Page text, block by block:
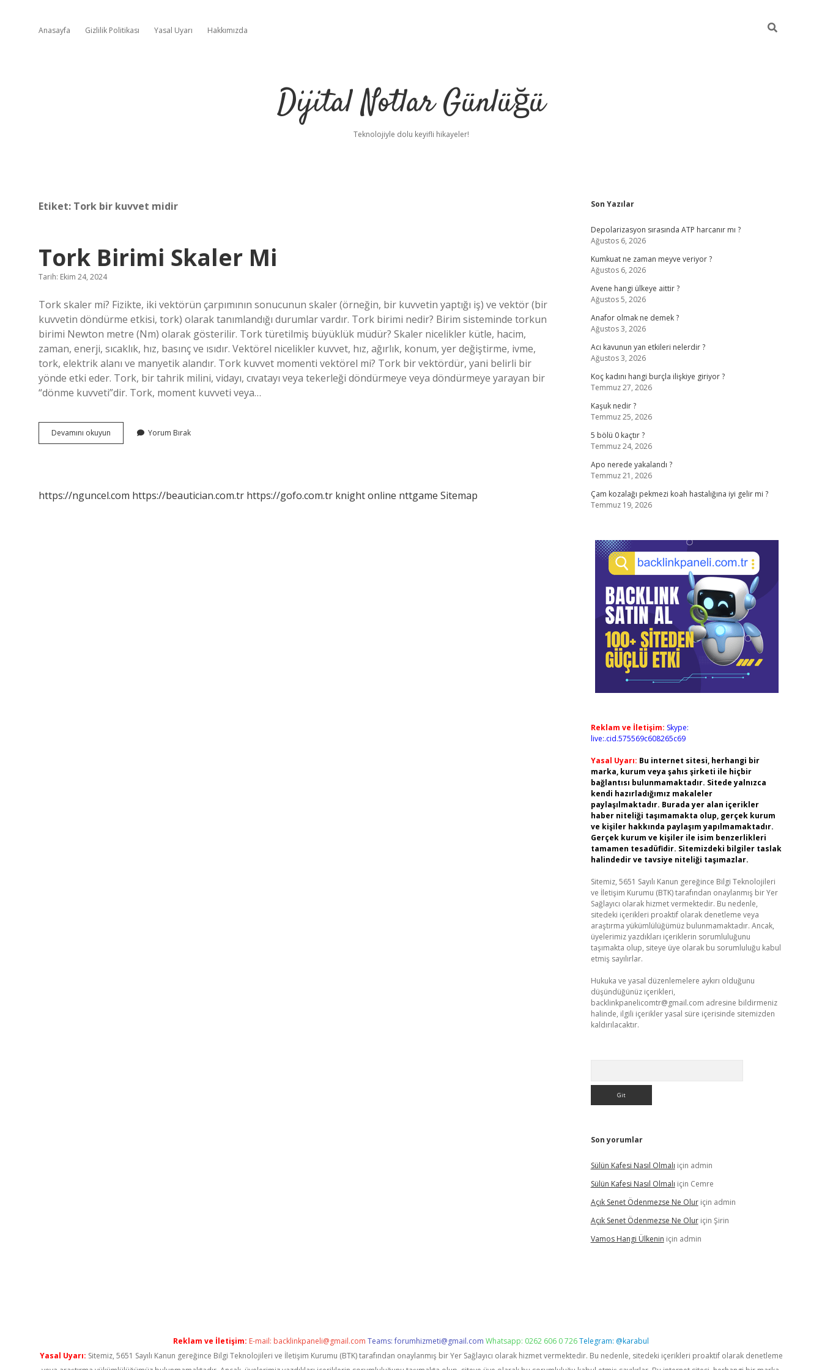
Anasayfa Gizlilik Politikası Yasal Uyarı Hakkımızda
Dijital Notlar Günlüğü
Teknolojiyle dolu keyifli hikayeler!
Etiket: Tork bir kuvvet midir
Tork Birimi Skaler Mi
Tarih: Ekim 24, 2024
Tork skaler mi? Fizikte, iki vektörün çarpımının sonucunun skaler (örneğin, bir kuvvetin yaptığı iş) ve vektör (bir
kuvvetin döndürme etkisi, tork) olarak tanımlandığı durumlar vardır. Tork birimi nedir? Birim sisteminde torkun
birimi Newton metre (Nm) olarak gösterilir. Tork türetilmiş büyüklük müdür? Skaler nicelikler kütle, hacim,
zaman, enerji, sıcaklık, hız, basınç ve ısıdır. Vektörel nicelikler kuvvet, hız, ağırlık, konum, yer değiştirme, ivme,
tork, elektrik alanı ve manyetik alandır. Tork kuvvet momenti vektörel mi? Tork bir vektördür, yani belirli bir
yönde etki eder. Tork, bir tahrik milini, vidayı, cıvatayı veya tekerleği döndürmeye veya döndürmeye yarayan bir
“dönme kuvveti”dir. Tork, moment kuvveti veya…
Devamını okuyun
Birimi
Yorum Bırak
https://nguncel.com https://beautician.com.tr https://gofo.com.tr knight online nttgame Sitemap
Sidebar
Son Yazılar
Depolarizasyon sırasında ATP harcanır mı ?
Ağustos 6, 2026
Kumkuat ne zaman meyve veriyor ?
Ağustos 6, 2026
Avene hangi ülkeye aittir ?
Ağustos 5, 2026
Anafor olmak ne demek ?
Ağustos 3, 2026
Acı kavunun yan etkileri nelerdir ?
Ağustos 3, 2026
Koç kadını hangi burçla ilişkiye giriyor ?
Temmuz 27, 2026
Kaşuk nedir ?
Temmuz 25, 2026
5 bölü 0 kaçtır ?
Temmuz 24, 2026
Apo nerede yakalandı ?
Temmuz 21, 2026
Çam kozalağı pekmezi koah hastalığına iyi gelir mi ?
Temmuz 19, 2026
Reklam ve İletişim: Skype:
live:.cid.575569c608265c69
Yasal Uyarı: Bu internet sitesi, herhangi bir
marka, kurum veya şahıs şirketi ile hiçbir
bağlantısı bulunmamaktadır. Sitede yalnızca
kendi hazırladığımız makaleler
paylaşılmaktadır. Burada yer alan içerikler
haber niteliği taşımamakta olup, gerçek kurum
ve kişiler hakkında paylaşım yapılmamaktadır.
Gerçek kurum ve kişiler ile isim benzerlikleri
tamamen tesadüfidir. Sitemizdeki bilgiler taslak
halindedir ve tavsiye niteliği taşımazlar.
Sitemiz, 5651 Sayılı Kanun gereğince Bilgi Teknolojileri
ve İletişim Kurumu (BTK) tarafından onaylanmış bir Yer
Sağlayıcı olarak hizmet vermektedir. Bu nedenle,
sitedeki içerikleri proaktif olarak denetleme veya
araştırma yükümlülüğümüz bulunmamaktadır. Ancak,
üyelerimiz yazdıkları içeriklerin sorumluluğunu
taşımakta olup, siteye üye olarak bu sorumluluğu kabul
etmiş sayılırlar.
Hukuka ve yasal düzenlemelere aykırı olduğunu
düşündüğünüz içerikleri,
backlinkpanelicomtr@gmail.com adresine bildirmeniz
halinde, ilgili içerikler yasal süre içerisinde sitemizden
kaldırılacaktır.
Son yorumlar
Sülün Kafesi Nasıl Olmalı için admin
Sülün Kafesi Nasıl Olmalı için Cemre
Açık Senet Ödenmezse Ne Oluriçin admin
Açık Senet Ödenmezse Ne Oluriçin Şirin
Vamos Hangi Ülkenin için admin
Reklam ve İletişim: E-mail: backlinkpaneli@gmail.com Teams:forumhizmeti@gmail.com Whatsapp: 0262 606 0 726Telegram: @karabul
Yasal Uyarı: Sitemiz, 5651 Sayılı Kanun gereğince Bilgi Teknolojileri ve İletişim Kurumu (BTK) tarafından onaylanmış bir Yer Sağlayıcı olarak hizmet vermektedir. Bu nedenle, sitedeki içerikleri proaktif olarak denetleme